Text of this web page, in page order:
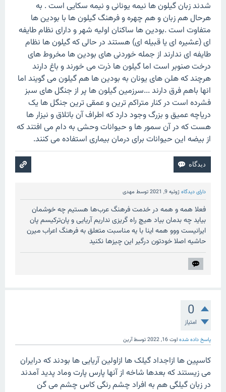
شدند زبان گیلون ها نیمه یونانی و نیمه سکایی است . به
هرحال هم زبان و هم چهره و فرهنگ گیلون ها با بودین ها
متفاوت است .بودین ها ساکنان اولیه شهر و دارای نظام طایفه
ای (عشیره ای یا قبیله ای) هستند در حالی که گیلون ها نظام
طایفه ای ندارند از جمله خوردنی های بودین ها مخروط های
درخت صنوبر است اما گیلون ها ذرت می خورند و باغ دارند
هرچند که هلن های یونان به بودین ها هم گیلون می گویند اما
انها باهم فرق دارند ...سرزمین گیلون ها پر از جنگل های سبز
فشرده است در کنار متراکم ترین و عمقی ترین جنگل ها یک
دریاچه عمیق و بزرگ وجود دارد که اطراف آن باتلاق و نیزار ها
هست که در آن سمور ها و حیوانات وحشی به دام می افتند که
از بیضه این حیوانات برای درمان بیماری استفاده می کنند.
دارای دیدگاهژوئیه 9, 2021 توسط مهدی
فعلا همه و همه در خدمت فرهنگ عرب‌ها هستیم چه خوشمان
بیاید چه بدمان بیاد هیچ راه گریزی نداریم آریایی و پان‌ترکیسم پان
ایرانیست ووو همه اینا با یه مناسبت متعلق به فرهنگ اعراب میرن
حاشیه اصلا خودتون درگیر این چیزها نکنید
0
امتیاز
پاسخ داده شدهاوت 16, 2022 توسطآرین
کاسپین ها ازاجداد گیلک ها ازاولین آریایی ها بودند که درایران
می زیستند که بعدها شاخه از آنها پارس پارت وماد پدید آمدند
در زبان گیلگی هم به افراد چشم رنگی کاس چشم می گن